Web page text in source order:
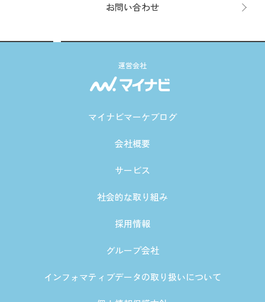
お問い合わせ
運営会社
マイナビマーケブログ
会社概要
サービス
社会的な取り組み
採用情報
グループ会社
インフォマティブデータの取り扱いについて